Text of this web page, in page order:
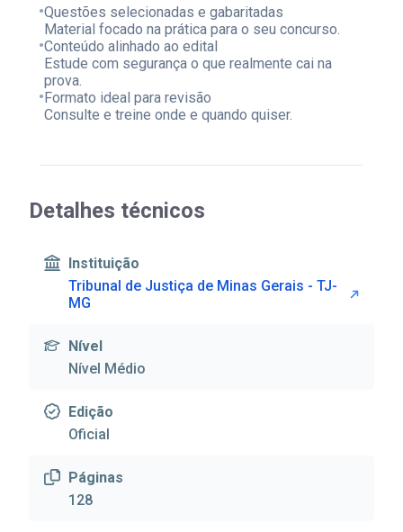
•Questões selecionadas e gabaritadas
Material focado na prática para o seu concurso.
•Conteúdo alinhado ao edital
Estude com segurança o que realmente cai na
prova.
•Formato ideal para revisão
Consulte e treine onde e quando quiser.
Detalhes técnicos
Instituição
Tribunal de Justiça de Minas Gerais - TJ-
MG
Nível
Nível Médio
Edição
Oficial
Páginas
128